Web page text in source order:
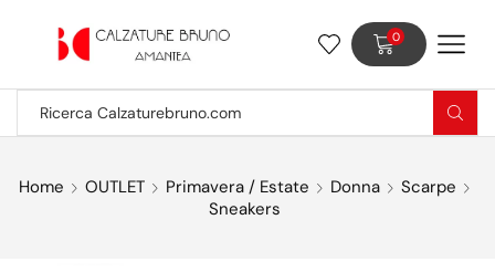
0
Home OUTLET Primavera / Estate Donna
Scarpe
Sneakers